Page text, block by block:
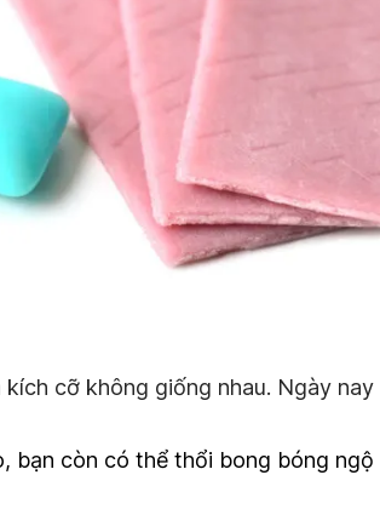
cỡ không giống nhau. Ngày nay
bạn còn có thể thổi bong bóng ngộ